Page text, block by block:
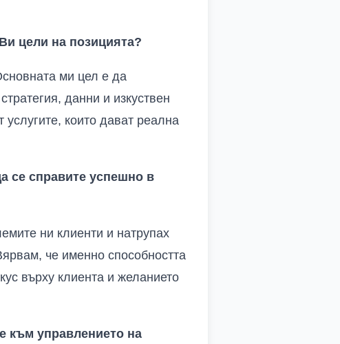
цели на позицията?
ми цел е да
данни и изкуствен
услугите, които дават реална
се справите успешно в
ни клиенти и натрупах
че именно способността
върху клиента и желанието
към управлението на